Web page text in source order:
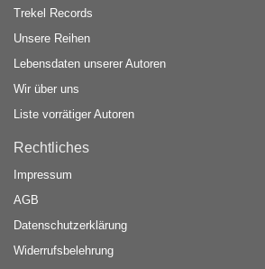
Trekel Records
Unsere Reihen
Lebensdaten unserer Autoren
Wir über uns
Liste vorrätiger Autoren
Rechtliches
Impressum
AGB
Datenschutzerklärung
Widerrufsbelehrung